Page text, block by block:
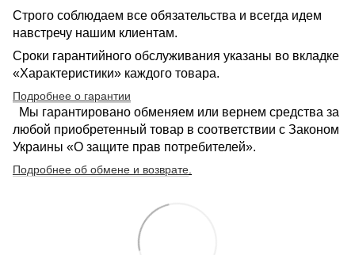
Строго соблюдаем все обязательства и всегда идем
навстречу нашим клиентам.
Сроки гарантийного обслуживания указаны во вкладке
«Характеристики» каждого товара.
Подробнее о гарантии
Мы гарантировано обменяем или вернем средства за
любой приобретенный товар в соответствии с Законом
Украины «О защите прав потребителей».
Подробнее об обмене и возврате